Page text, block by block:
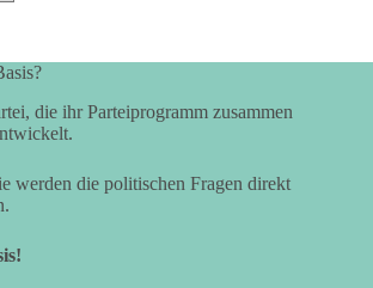
die ihr Parteiprogramm zusammen
werden die politischen Fragen direkt